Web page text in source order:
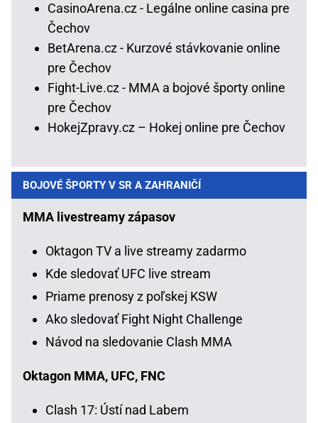
CasinoArena.cz - Legálne online casina pre
Čechov
BetArena.cz - Kurzové stávkovanie online
pre Čechov
Fight-Live.cz - MMA a bojové športy online
pre Čechov
HokejZpravy.cz – Hokej online pre Čechov
BOJOVÉ ŠPORTY V SR A ZAHRANIČÍ
MMA livestreamy zápasov
Oktagon TV a live streamy zadarmo
Kde sledovať UFC live stream
Priame prenosy z poľskej KSW
Ako sledovať Fight Night Challenge
Návod na sledovanie Clash MMA
Oktagon MMA, UFC, FNC
Clash 17: Ústí nad Labem